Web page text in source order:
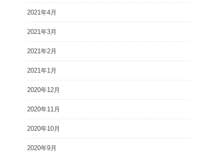
2021年4月
2021年3月
2021年2月
2021年1月
2020年12月
2020年11月
2020年10月
2020年9月